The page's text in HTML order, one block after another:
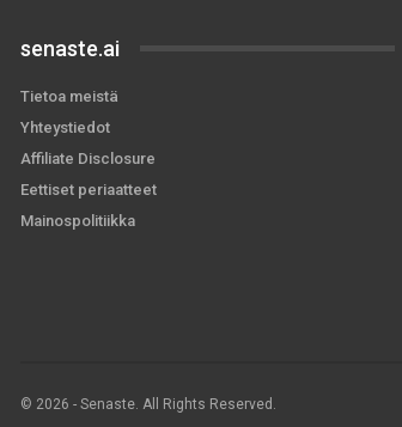
senaste.ai
Tietoa meistä
Yhteystiedot
Affiliate Disclosure
Eettiset periaatteet
Mainospolitiikka
© 2026 - Senaste. All Rights Reserved.